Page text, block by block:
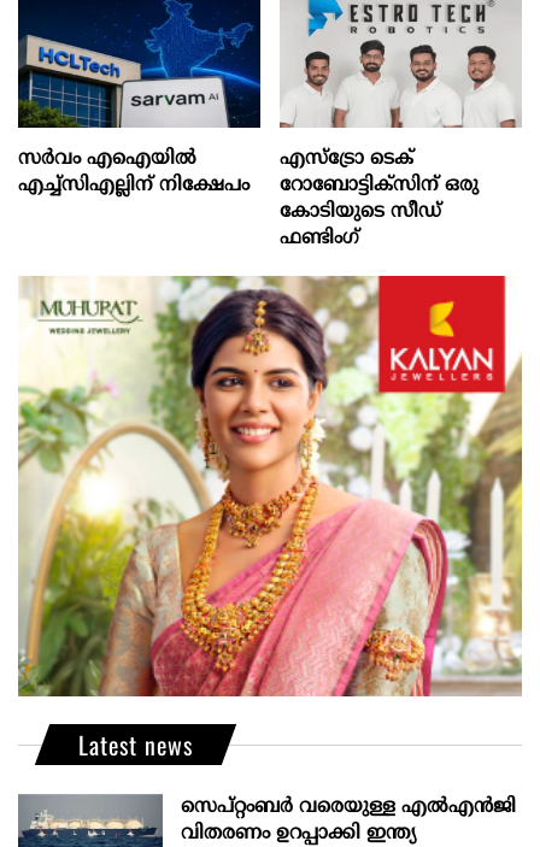
സർവം എഐയിൽ
എച്ച്സിഎല്ലിന് നിക്ഷേപം
എസ്‌ട്രോ ടെക്
റോബോട്ടിക്‌സിന് ഒരു
കോടിയുടെ സീഡ്
ഫണ്ടിംഗ്
Latest news
സെപ്റ്റംബർ വരെയുള്ള എൽഎൻജി
വിതരണം ഉറപ്പാക്കി ഇന്ത്യ